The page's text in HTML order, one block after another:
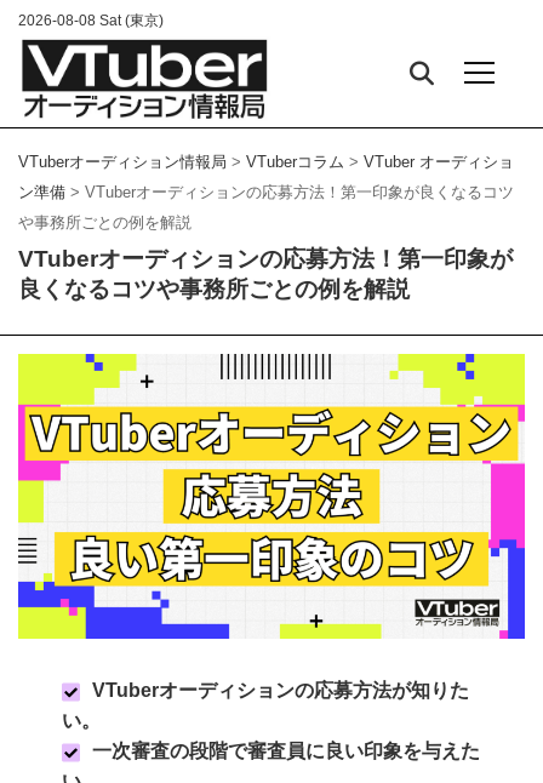
#Live2D #Minecraft #SPOTLIGHTS
#TikTok
Live
#topiaスクール #VSinger
#Vsingerオーディシ
ョン
#VTuberオーディション
#VTuber事務所 #アプリ
まとめ
#ライバーインタビュー #作り方
#個人勢
#副業
#収入 #収益化 #受かるには
#年齢不問
#志望動機
#応募方法 #無料
#素材 #質問 #配信 #高校生
2026-08-08 Sat (東京)
Vtuber オーディション情報一覧
VTuberコラム
VTuberオーディション情報局 > VTuberコラム > VTuber オーディシ
ョン準備 >VTuberオーディションの応募方法！第一印象が良くなる
コツや事務所ごとの例を解説
VTuberオーディションの応募方法！第一印象
が良くなるコツや事務所ごとの例を解説
VTuberオーディションの応募方法が知りた
い。
一次審査の段階で審査員に良い印象を与えた
い。